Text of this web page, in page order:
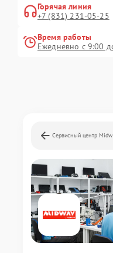
Горячая линия
+7 (831) 231-05-25
Время работы
Ежедневно с 9:00
Сервисный центр